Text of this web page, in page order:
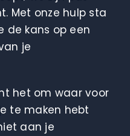
Met onze hulp sta
de kans op een
je
het om waar voor
te maken hebt
aan je